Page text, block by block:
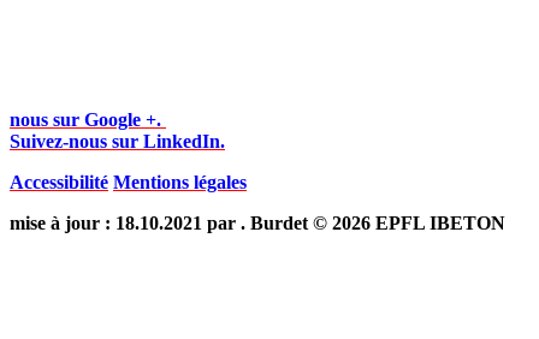
nous sur Google +.
Suivez-nous sur LinkedIn.
Accessibilité Mentions légales
mise à jour : 18.10.2021 par . Burdet © 2026 EPFL IBETON